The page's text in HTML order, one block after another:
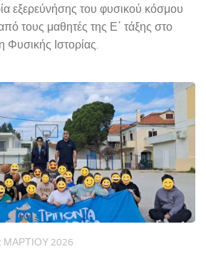
εξερεύνήσης του φυσικού κόσμου
τους μαθητές της Ε΄ τάξης στο
Ιστορίας.
ΜΑΡΤΊΟΥ 2026